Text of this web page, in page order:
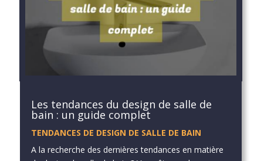
Les tendances du design de salle de
bain : un guide complet
TENDANCES DE DESIGN DE SALLE DE BAIN
A la recherche des dernières tendances en matière